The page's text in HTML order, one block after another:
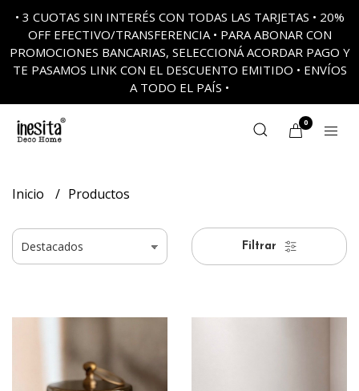
• 3 CUOTAS SIN INTERÉS CON TODAS LAS TARJETAS • 20%
OFF EFECTIVO/TRANSFERENCIA • PARA ABONAR CON
PROMOCIONES BANCARIAS, SELECCIONÁ ACORDAR PAGO Y
TE PASAMOS LINK CON EL DESCUENTO EMITIDO • ENVÍOS
A TODO EL PAÍS •
0
Inicio Productos
Filtrar